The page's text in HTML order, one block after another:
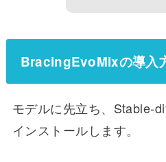
BracingEvoMixの導入
モデルに先立ち、Stable-
インストールします。